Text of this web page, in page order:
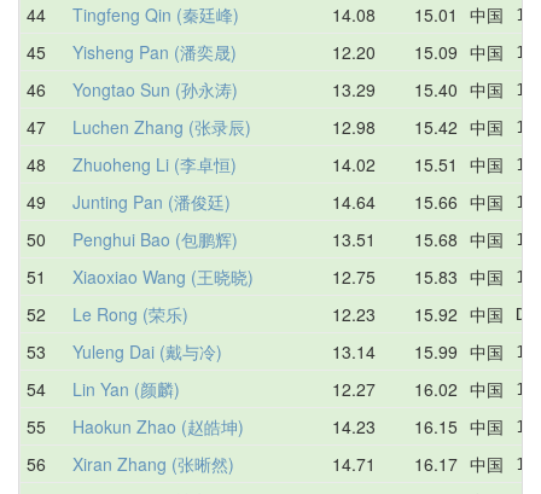
44 Tingfeng Qin (秦廷峰) 14.08 15.01 中国
45 Yisheng Pan (潘奕晟) 12.20 15.09 中国
46 Yongtao Sun (孙永涛) 13.29 15.40 中国
47 Luchen Zhang (张录辰) 12.98 15.42 中国
48 Zhuoheng Li (李卓恒) 14.02 15.51 中国
49 Junting Pan (潘俊廷) 14.64 15.66 中国
50 Penghui Bao (包鹏辉) 13.51 15.68 中国
51 Xiaoxiao Wang (王晓晓) 12.75 15.83 中国
52 Le Rong (荣乐) 12.23 15.92 中国
53 Yuleng Dai (戴与冷) 13.14 15.99 中国
54 Lin Yan (颜麟) 12.27 16.02 中国
55 Haokun Zhao (赵皓坤) 14.23 16.15 中国
56 Xiran Zhang (张晰然) 14.71 16.17 中国